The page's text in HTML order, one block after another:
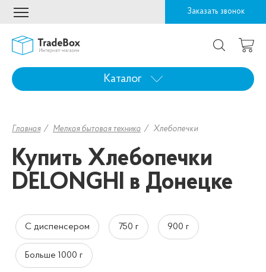
Заказать звонок
Каталог
Главная Мелкая бытовая техника Хлебопечки
Купить Хлебопечки
DELONGHI в Донецке
С диспенсером 750 г 900 г
Больше 1000 г